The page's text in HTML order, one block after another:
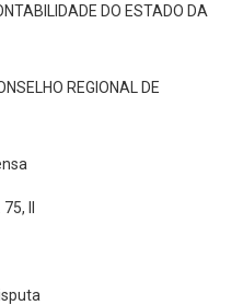
DO ESTADO DA
REGIONAL DE
II